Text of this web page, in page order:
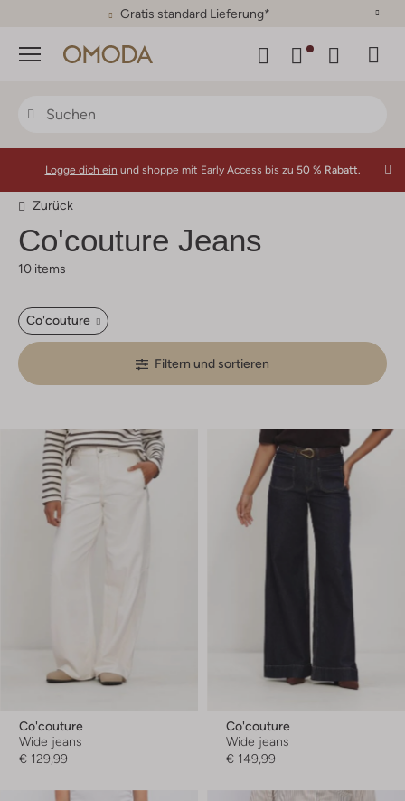
30 Tage Rückgaberecht
Menü
Logge dich ein und shoppe mit Early Access bis zu 50 % Rabatt.
Zurück
Co'couture Jeans
10 items
Co'couture
Filtern und sortieren
Co'couture
Wide jeans
€ 129,99
Co'couture
Wide jeans
€ 149,99